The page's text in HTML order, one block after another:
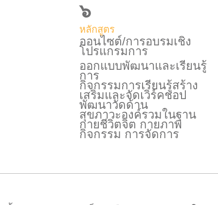
๖
หลักสูตร
ออนไซต์/การอบรมเชิง
โปรแกรมการ
ออกแบบพัฒนาและเรียนรู้
การ
กิจกรรมการเรียนรู้สร้าง
เสริมและจัดเวิร์คชอป
พัฒนาวัดด้าน
สุขภาวะองค์รวมในฐาน
กายชีวิตจิต กายภาพ
กิจกรรม การจัดการ